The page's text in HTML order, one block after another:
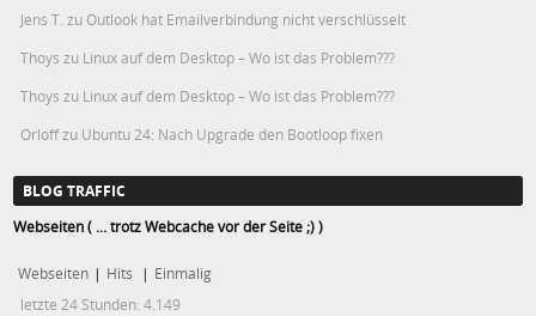
Jens T. zu Outlook hat Emailverbindung nicht verschlüsselt
Thoys zu Linux auf dem Desktop – Wo ist das Problem???
Thoys zu Linux auf dem Desktop – Wo ist das Problem???
Orloffzu Ubuntu 24: Nach Upgrade den Bootloop fixen
BLOG TRAFFIC
Webseiten ( ... trotz Webcache vor der Seite ;) )
Webseiten | Hits | Einmalig
letzte 24 Stunden:4.149